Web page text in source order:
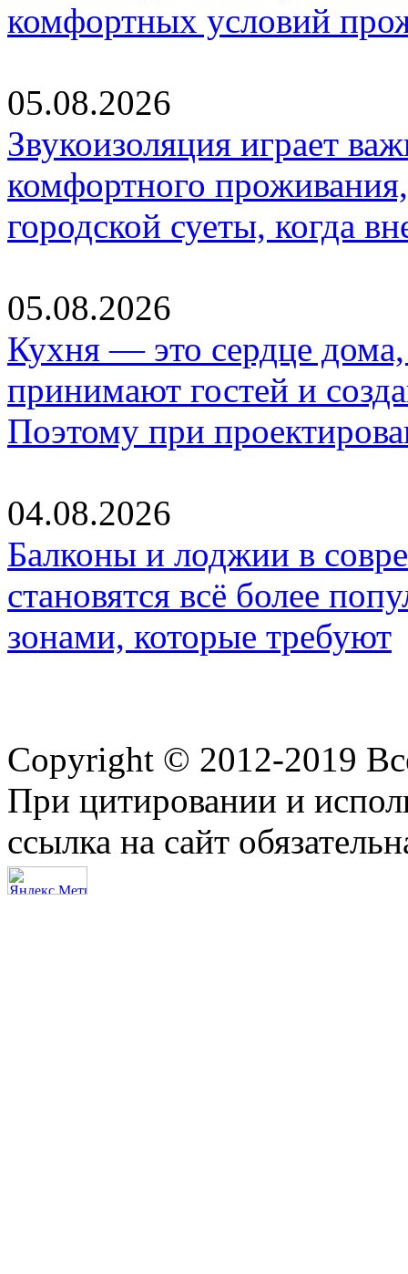
комфортных условий
05.08.2026
Звукоизоляция играет
комфортного
городской суеты, когда
05.08.2026
Кухня — это сердце дома,
принимают гостей и
Поэтому при
04.08.2026
Балконы и лоджии в
становятся всё более
зонами, которые требуют
Copyright © 2012-2019
При цитировании и
ссылка на сайт